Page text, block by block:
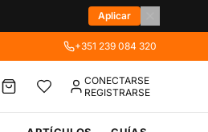
Aplicar
+351 239 084 320
CONECTARSE
REGISTRARSE